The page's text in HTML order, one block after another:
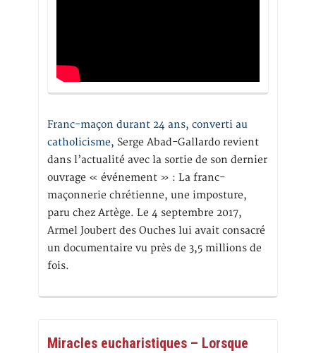
Franc-maçon durant 24 ans, converti au
catholicisme, Serge Abad-Gallardo revient
dans l’actualité avec la sortie de son dernier
ouvrage « événement » : La franc-
maçonnerie chrétienne, une imposture,
paru chez Artège. Le 4 septembre 2017,
Armel Joubert des Ouches lui avait consacré
un documentaire vu près de 3,5 millions de
fois.
Miracles eucharistiques – Lorsque